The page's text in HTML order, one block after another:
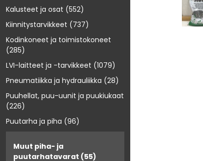
Kalusteet ja osat (552)
Kiinnitystarvikkeet (737)
Kodinkoneet ja toimistokoneet
(285)
LVI-laitteet ja -tarvikkeet (1079)
Pneumatiikka ja hydrauliikka (28)
Puuhellat, puu-uunit ja puukiukaat
(226)
Puutarha ja piha (96)
Muut piha- ja
puutarhatavarat (55)